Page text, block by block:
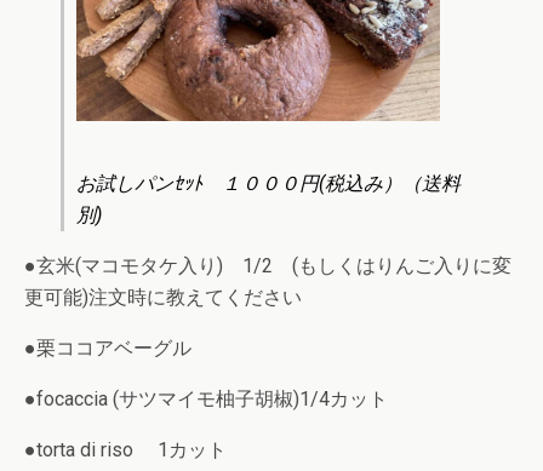
お試しパンｾｯﾄ １０００円(税込み）（送料
別)
●玄米(マコモタケ入り) 1/2 (もしくはりんご入りに変
更可能)注文時に教えてください
●栗ココアベーグル
●focaccia (サツマイモ柚子胡椒)1/4カット
●torta di riso 1カット